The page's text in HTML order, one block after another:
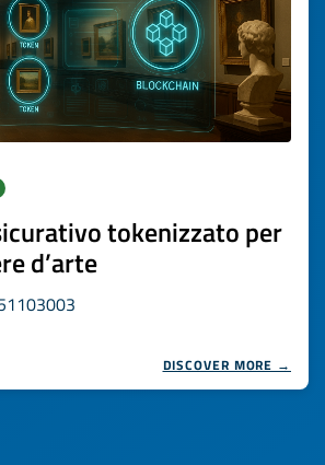
tokenizzato per
d’arte
DISCOVER MORE →